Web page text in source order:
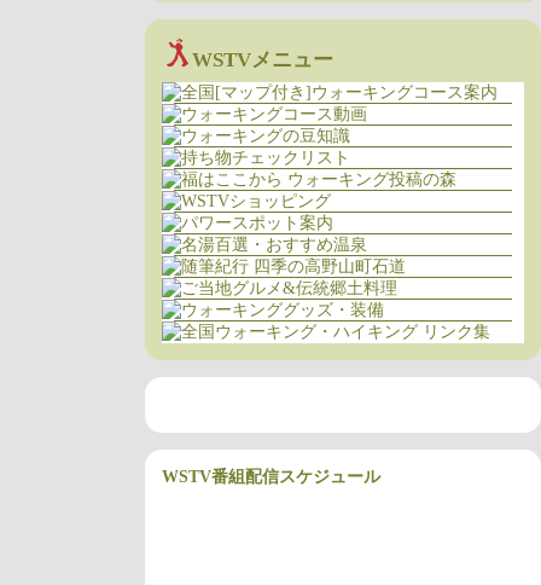
WSTVメニュー
WSTV番組配信スケジュール